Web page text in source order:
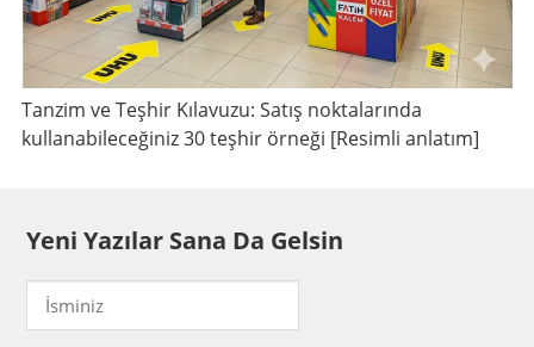
Tanzim ve Teşhir Kılavuzu: Satış noktalarında
kullanabileceğiniz 30 teşhir örneği [Resimli anlatım]
Yeni Yazılar Sana Da Gelsin